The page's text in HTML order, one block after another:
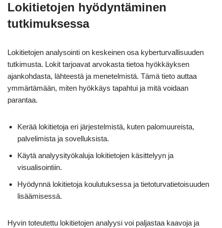
Lokitietojen hyödyntäminen
tutkimuksessa
Lokitietojen analysointi on keskeinen osa kyberturvallisuuden
tutkimusta. Lokit tarjoavat arvokasta tietoa hyökkäyksen
ajankohdasta, lähteestä ja menetelmistä. Tämä tieto auttaa
ymmärtämään, miten hyökkäys tapahtui ja mitä voidaan
parantaa.
Kerää lokitietoja eri järjestelmistä, kuten palomuureista,
palvelimista ja sovelluksista.
Käytä analyysityökaluja lokitietojen käsittelyyn ja
visualisointiin.
Hyödynnä lokitietoja koulutuksessa ja tietoturvatietoisuuden
lisäämisessä.
Hyvin toteutettu lokitietojen analyysi voi paljastaa kaavoja ja